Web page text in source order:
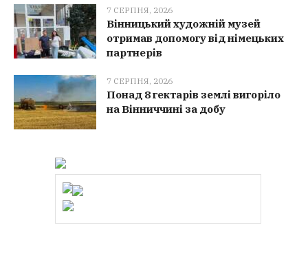
7 СЕРПНЯ, 2026
Вінницький художній музей
отримав допомогу від німецьких
партнерів
7 СЕРПНЯ, 2026
Понад 8 гектарів землі вигоріло
на Вінниччині за добу